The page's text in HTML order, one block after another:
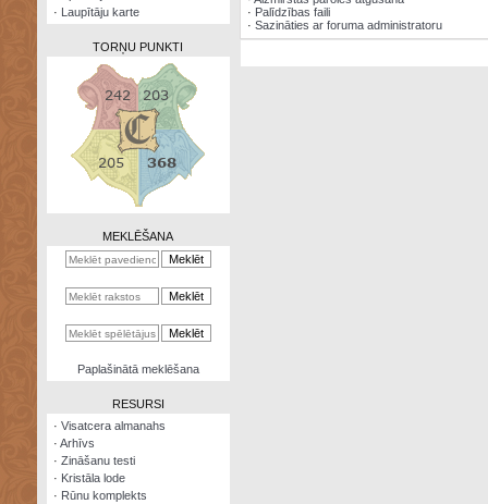
kalkulators
· Laupītāju karte
TORŅU PUNKTI
MEKLĒŠANA
Paplašinātā meklēšana
RESURSI
· Visatcera almanahs
· Arhīvs
· Zināšanu testi
· Kristāla lode
· Rūnu komplekts
· Palīdzības faili
· Sazināties ar foruma administratoru